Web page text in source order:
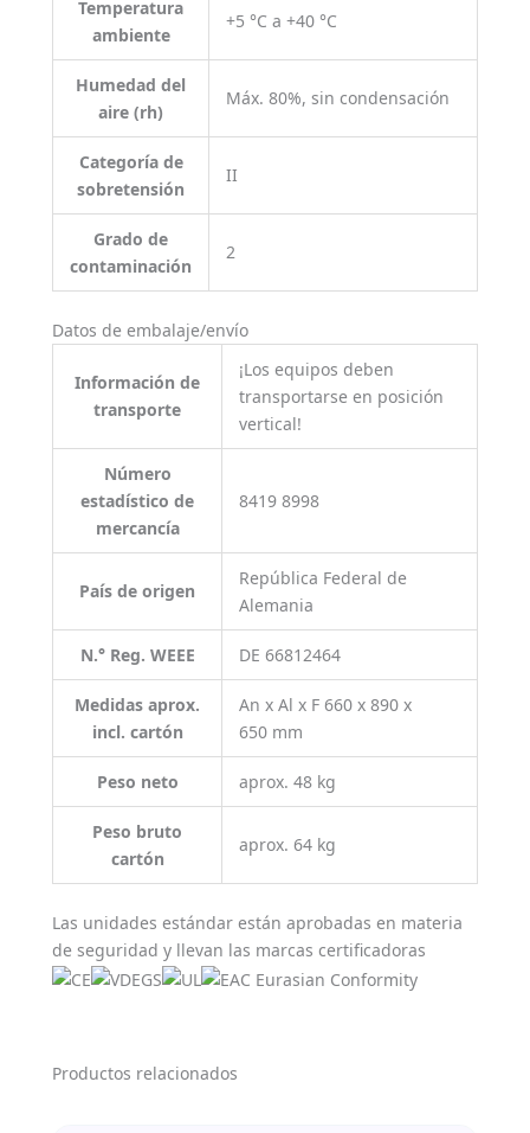
Temperatura
ambiente
+5 °C a +40 °C
Humedad del
aire (rh)
Máx. 80%, sin condensación
Categoría de
sobretensión
II
Grado de
contaminación
2
Datos de embalaje/envío
Información de
transporte
¡Los equipos deben
transportarse en posición
vertical!
Número
estadístico de
mercancía
8419 8998
País de origen
República Federal de
Alemania
N.° Reg. WEEE DE 66812464
Medidas aprox.
incl. cartón
An x Al x F 660 x 890 x
650 mm
Peso neto aprox. 48 kg
Peso bruto
cartón
aprox. 64 kg
Las unidades estándar están aprobadas en materia
de seguridad y llevan las marcas certificadoras
Productos relacionados